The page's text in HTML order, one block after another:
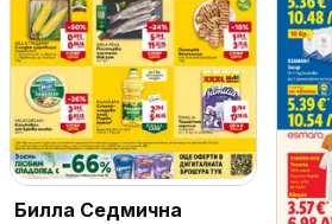
Билла Седмична